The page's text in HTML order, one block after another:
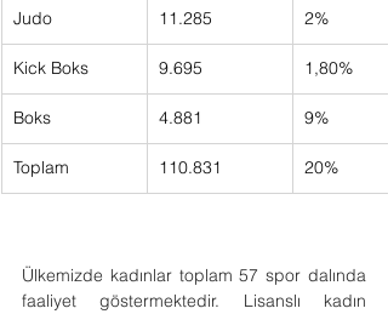
Judo 11.285 2%
Kick Boks 9.695 1,80%
Boks 4.881 9%
Toplam 110.831 20%
Ülkemizde kadınlar toplam 57 spor dalında
faaliyet göstermektedir. Lisanslı kadın